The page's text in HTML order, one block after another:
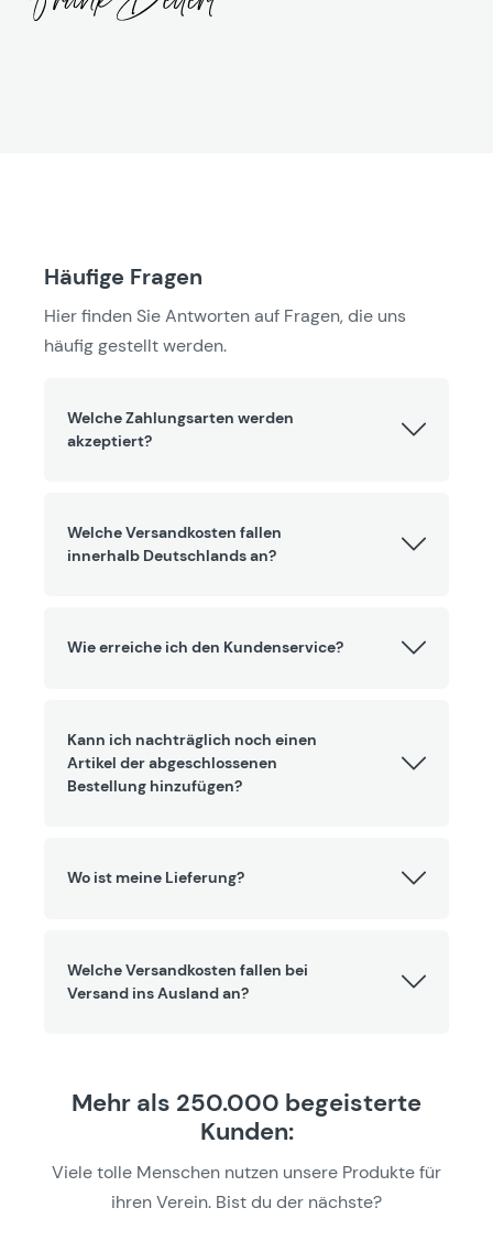
Häufige Fragen
Hier finden Sie Antworten auf Fragen, die uns
häufig gestellt werden.
Welche Zahlungsarten werden
akzeptiert?
Welche Versandkosten fallen
innerhalb Deutschlands an?
Wie erreiche ich den Kundenservice?
Kann ich nachträglich noch einen
Artikel der abgeschlossenen
Bestellung hinzufügen?
Wo ist meine Lieferung?
Welche Versandkosten fallen bei
Versand ins Ausland an?
Mehr als 250.000 begeisterte
Kunden:
Viele tolle Menschen nutzen unsere Produkte für
ihren Verein. Bist du der nächste?